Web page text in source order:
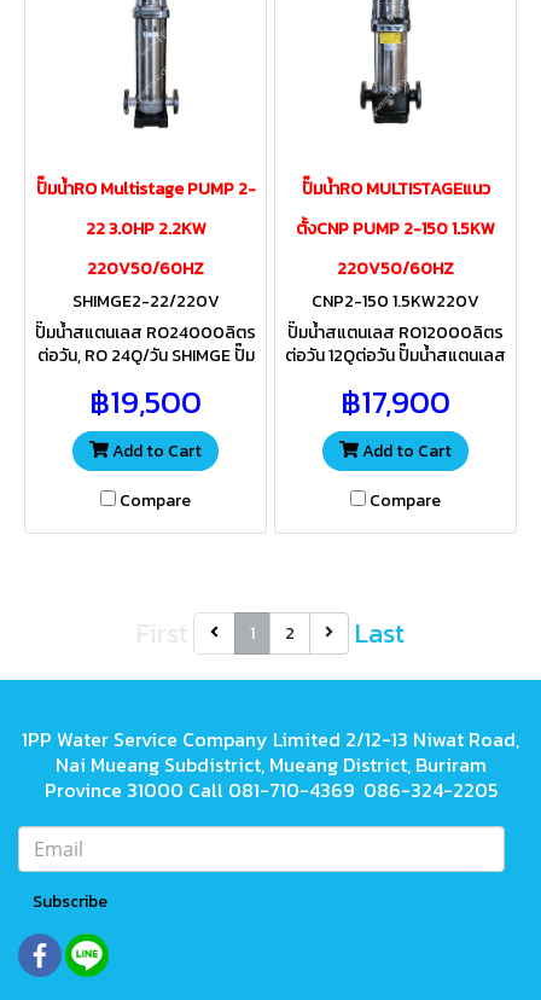
ปั๊มน้ำRO Multistage PUMP 2-
22 3.0HP 2.2KW
220V50/60HZ
SHIMGE2-22/220V
ปั๊มน้ำสแตนเลส RO24000ลิตร
ต่อวัน, RO 24Q/วัน SHIMGE ปั๊ม
Multistage PUMP 2-220
3.0HP 2.2KW 220V50/60HZ
หน้าแปลนปั๊มUPVC 10K
฿19,500
Add to Cart
Compare
ปั๊มน้ำRO MULTISTAGEแนว
ตั้งCNP PUMP 2-150 1.5KW
220V50/60HZ
CNP2-150 1.5KW220V
ปั๊มน้ำสแตนเลส RO12000ลิตร
ต่อวัน 12Qต่อวัน ปั๊มน้ำสแตนเลส
PUMP 2-150 2.0HP 1.5KW
220V50/60HZ พร้อมหน้าแป
ลนปั้มUPVC 10K
฿17,900
Add to Cart
Compare
1 2 Last
1PP Water Service Company Limited 2/12-13 Niwat Road,
Nai Mueang Subdistrict, Mueang District, Buriram
Province 31000 Call 081-710-4369 086-324-2205
Subscribe